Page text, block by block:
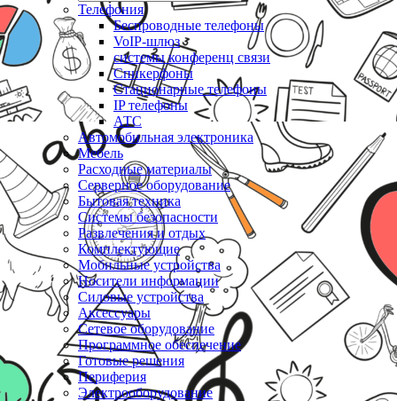
Телефония
Беспроводные телефоны
VoIP-шлюз
системы конференц связи
Спикерфоны
Стационарные телефоны
IP телефоны
АТС
Автомобильная электроника
Мебель
Расходные материалы
Серверное оборудование
Бытовая техника
Системы безопасности
Развлечения и отдых
Комплектующие
Мобильные устройства
Носители информации
Силовые устройства
Аксессуары
Сетевое оборудование
Программное обеспечение
Готовые решения
Периферия
Электрооборудование